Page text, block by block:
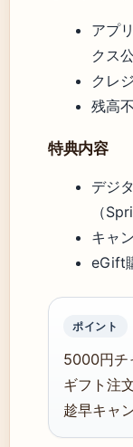
アプ
クス
クレ
残高
特典内容
デジ
（
キャ
eGift
ポイント
5000円チ
ギフト注
趁早キャ